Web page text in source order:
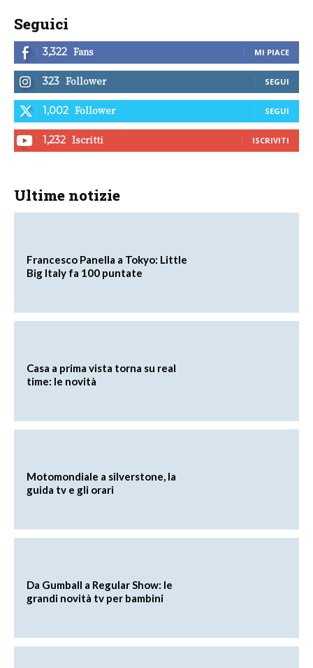
Seguici
3,322 Fans MI PIACE
323 Follower SEGUI
1,002 Follower SEGUI
1,232 Iscritti ISCRIVITI
Ultime notizie
Francesco Panella a Tokyo: Little
Big Italy fa 100 puntate
Casa a prima vista torna su real
time: le novità
Motomondiale a silverstone, la
guida tv e gli orari
Da Gumball a Regular Show: le
grandi novità tv per bambini